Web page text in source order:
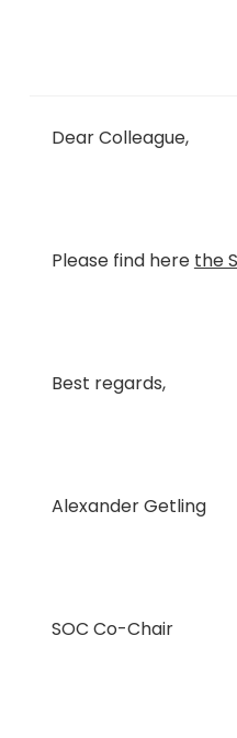
Dear Colleague,
Please find here the
Best regards,
Alexander Getling
SOC Co-Chair